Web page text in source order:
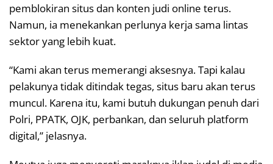
pemblokiran situs dan konten judi online terus.
Namun, ia menekankan perlunya kerja sama lintas
sektor yang lebih kuat.
“Kami akan terus memerangi aksesnya. Tapi kalau
pelakunya tidak ditindak tegas, situs baru akan terus
muncul. Karena itu, kami butuh dukungan penuh dari
Polri, PPATK, OJK, perbankan, dan seluruh platform
digital,” jelasnya.